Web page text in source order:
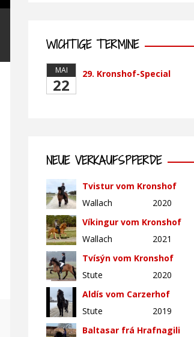
WICHTIGE TERMINE
MAI
22
29. Kronshof-Special
NEUE VERKAUFSPFERDE
Tvistur vom Kronshof
Wallach
2020
Víkingur vom Kronshof
Wallach
2021
Tvísýn vom Kronshof
Stute
2020
Aldís vom Carzerhof
Stute
2019
Baltasar frá Hrafnagili